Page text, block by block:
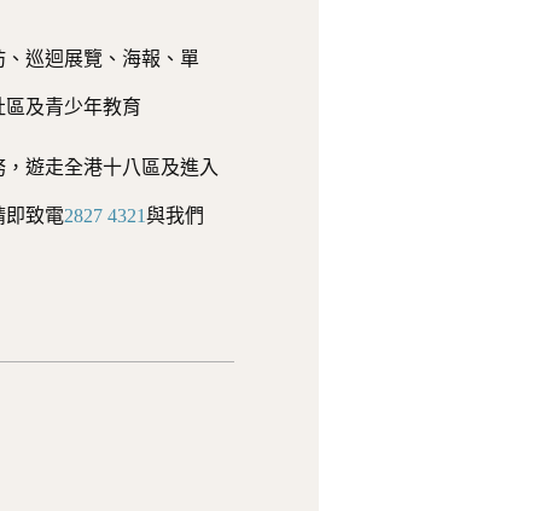
巡迴展覽、海報、單
及青少年教育
遊走全港十八區及進入
即致電2827 4321與我們